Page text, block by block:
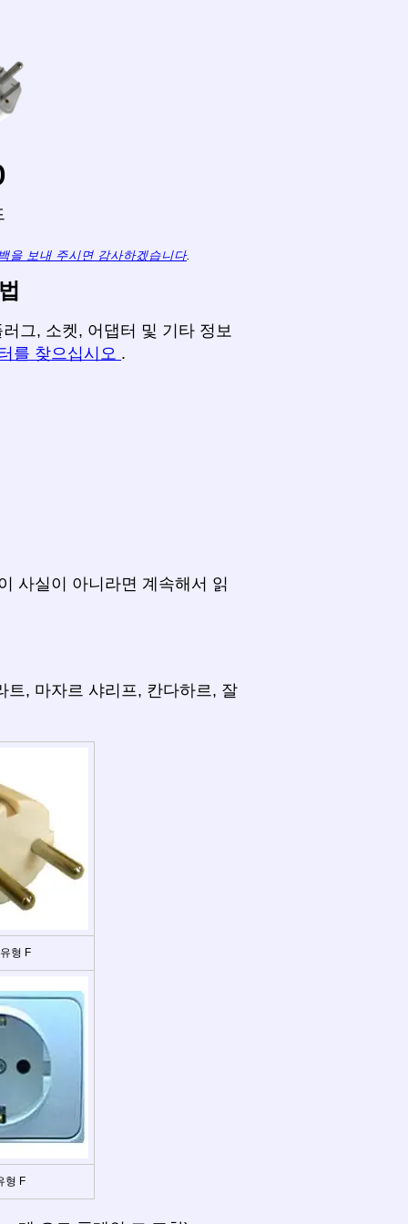
을 보내 주시면 감사하겠습니다.
그, 소켓, 어댑터 및 기타 정보
를 찾으십시오 .
사실이 아니라면 계속해서 읽
트, 마자르 샤리프, 칸다하르, 잘
형 F
형 F